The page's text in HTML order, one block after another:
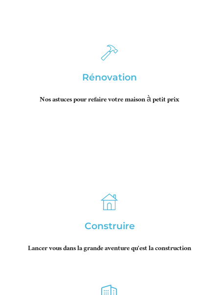
Rénovation
Nos astuces pour refaire votre maison à petit prix
Construire
Lancer vous dans la grande aventure qu'est la construction